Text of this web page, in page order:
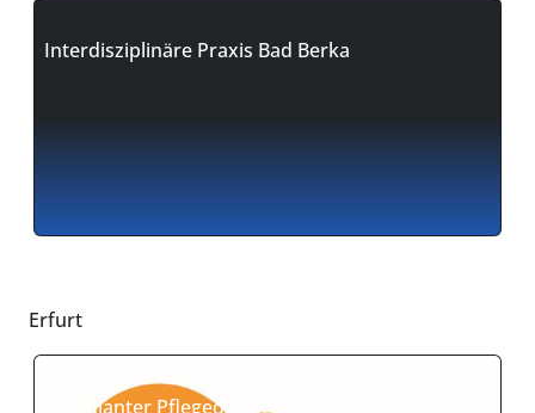
Interdisziplinäre Praxis Bad Berka
Erfurt
Ambulanter Pflegedienst 360° Pflege Erfurt